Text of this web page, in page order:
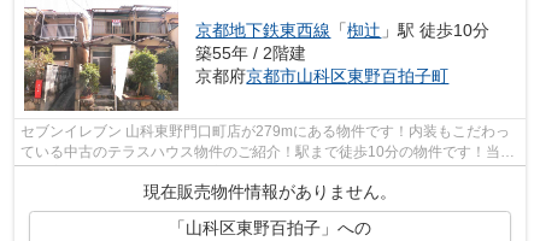
京都地下鉄東西線 「椥辻 」駅 徒歩10分
築55年 / 2階建
京都府京都市山科区東野百拍子町
セブンイレブン 山科東野門口町店が279mにある物件です！内装もこだわっ
ている中古のテラスハウス物件のご紹介！駅まで徒歩10分の物件です！当社
現在販売物件情報がありません。
「山科区東野百拍子」への